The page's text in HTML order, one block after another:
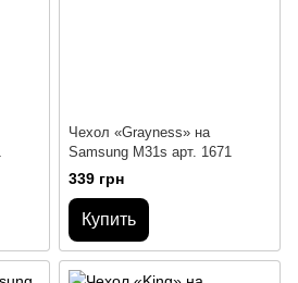
Чехол «Grayness» на
Samsung M31s арт. 1671
339 грн
Купить